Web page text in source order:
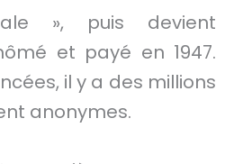
», puis devient
et payé en 1947.
il y a des millions
anonymes.